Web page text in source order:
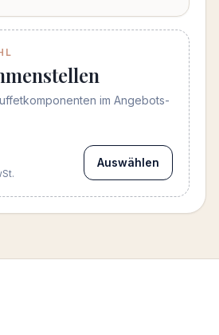
im Angebots-
Auswählen